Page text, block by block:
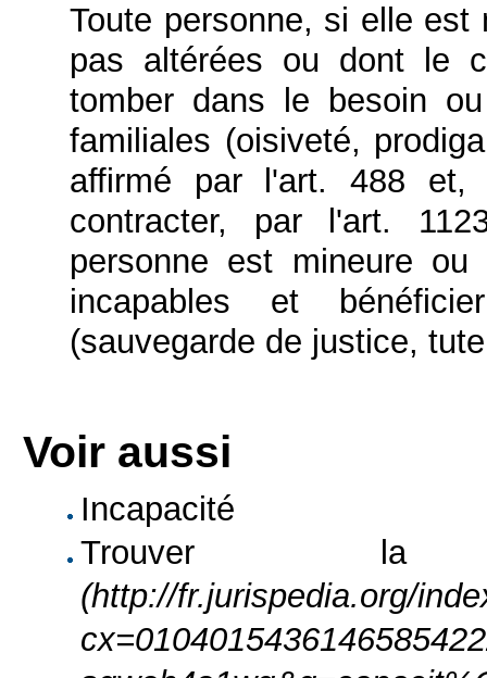
Toute personne, si elle est
pas altérées ou dont le
tomber dans le besoin
familiales (oisiveté,
affirmé par l'art.488 et,
contracter, par l'art.
personne est mineure ou
incapables et
(sauvegarde de justice,
Voir aussi
Incapacité
Trouver